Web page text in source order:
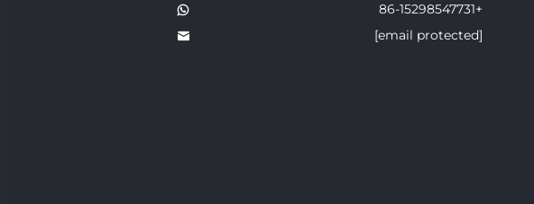
+86-15298547731
[email protected]